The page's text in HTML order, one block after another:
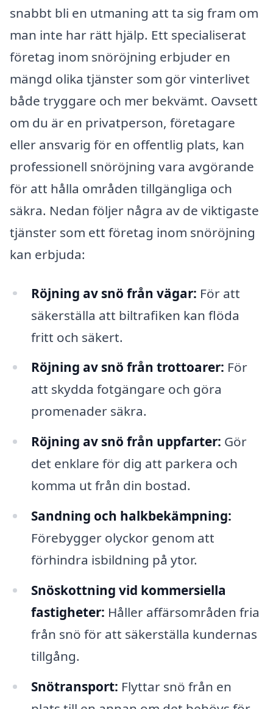
snabbt bli en utmaning att ta sig fram om
man inte har rätt hjälp. Ett specialiserat
företag inom snöröjning erbjuder en
mängd olika tjänster som gör vinterlivet
både tryggare och mer bekvämt. Oavsett
om du är en privatperson, företagare
eller ansvarig för en offentlig plats, kan
professionell snöröjning vara avgörande
för att hålla områden tillgängliga och
säkra. Nedan följer några av de viktigaste
tjänster som ett företag inom snöröjning
kan erbjuda:
Röjning av snö från vägar: För att
säkerställa att biltrafiken kan flöda
fritt och säkert.
Röjning av snö från trottoarer: För
att skydda fotgängare och göra
promenader säkra.
Röjning av snö från uppfarter: Gör
det enklare för dig att parkera och
komma ut från din bostad.
Sandning och halkbekämpning:
Förebygger olyckor genom att
förhindra isbildning på ytor.
Snöskottning vid kommersiella
fastigheter: Håller affärsområden fria
från snö för att säkerställa kundernas
tillgång.
Snötransport: Flyttar snö från en